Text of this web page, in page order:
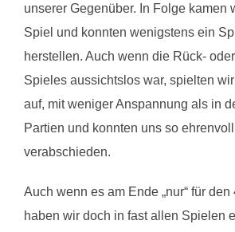
unserer Gegenüber. In Folge kamen
Spiel und konnten wenigstens ein
herstellen. Auch wenn die Rück-
Spieles aussichtslos war, spielten
auf, mit weniger Anspannung als in
Partien und konnten uns so
verabschieden.
Auch wenn es am Ende „nur“ für
haben wir doch in fast allen Spielen